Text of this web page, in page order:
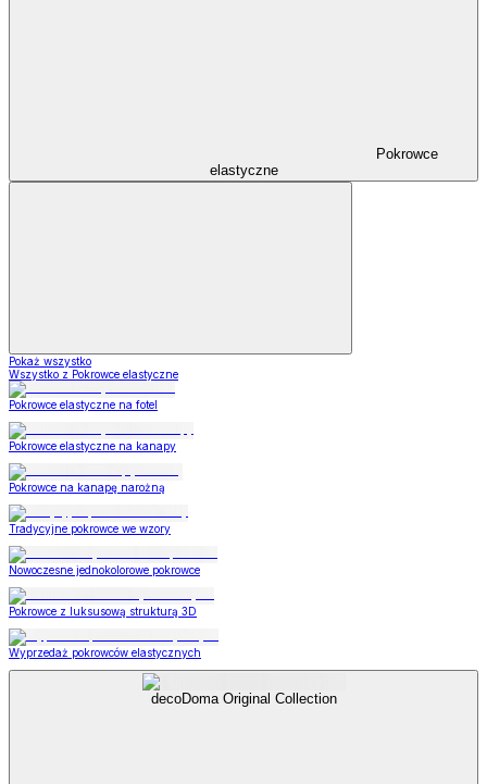
Pokrowce
elastyczne
Pokaż wszystko
Wszystko z Pokrowce elastyczne
Pokrowce elastyczne na fotel
Pokrowce elastyczne na kanapy
Pokrowce na kanapę narożną
Tradycyjne pokrowce we wzory
Nowoczesne jednokolorowe pokrowce
Pokrowce z luksusową strukturą 3D
Wyprzedaż pokrowców elastycznych
decoDoma Original Collection